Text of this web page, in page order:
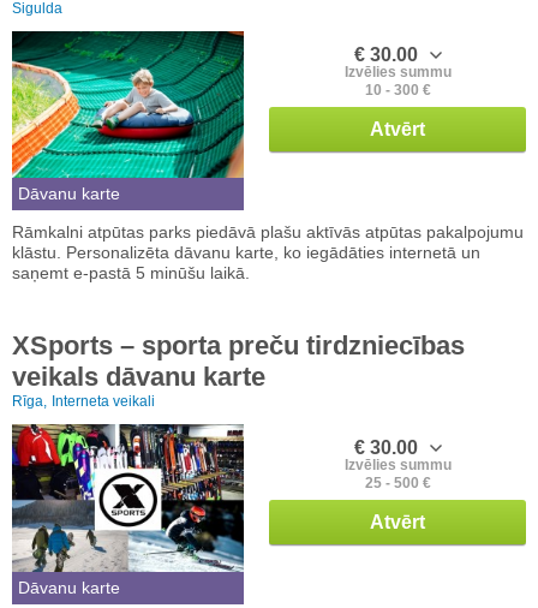
Sigulda
Dāvanu karte
€ 30.00
Izvēlies summu
10 - 300 €
Atvērt
Rāmkalni atpūtas parks piedāvā plašu aktīvās atpūtas pakalpojumu
klāstu. Personalizēta dāvanu karte, ko iegādāties internetā un
saņemt e-pastā 5 minūšu laikā.
XSports – sporta preču tirdzniecības
veikals dāvanu karte
Rīga, Interneta veikali
Dāvanu karte
€ 30.00
Izvēlies summu
25 - 500 €
Atvērt